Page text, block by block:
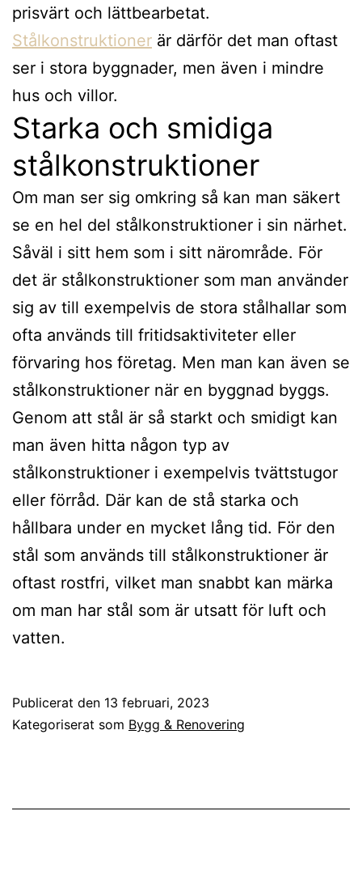
prisvärt och lättbearbetat.
Stålkonstruktioner är därför det man oftast
ser i stora byggnader, men även i mindre
hus och villor.
Starka och smidiga
stålkonstruktioner
Om man ser sig omkring så kan man säkert
se en hel del stålkonstruktioner i sin närhet.
Såväl i sitt hem som i sitt närområde. För
det är stålkonstruktioner som man använder
sig av till exempelvis de stora stålhallar som
ofta används till fritidsaktiviteter eller
förvaring hos företag. Men man kan även se
stålkonstruktioner när en byggnad byggs.
Genom att stål är så starkt och smidigt kan
man även hitta någon typ av
stålkonstruktioner i exempelvis tvättstugor
eller förråd. Där kan de stå starka och
hållbara under en mycket lång tid. För den
stål som används till stålkonstruktioner är
oftast rostfri, vilket man snabbt kan märka
om man har stål som är utsatt för luft och
vatten.
Publicerat den 13 februari, 2023
Kategoriserat som Bygg & Renovering